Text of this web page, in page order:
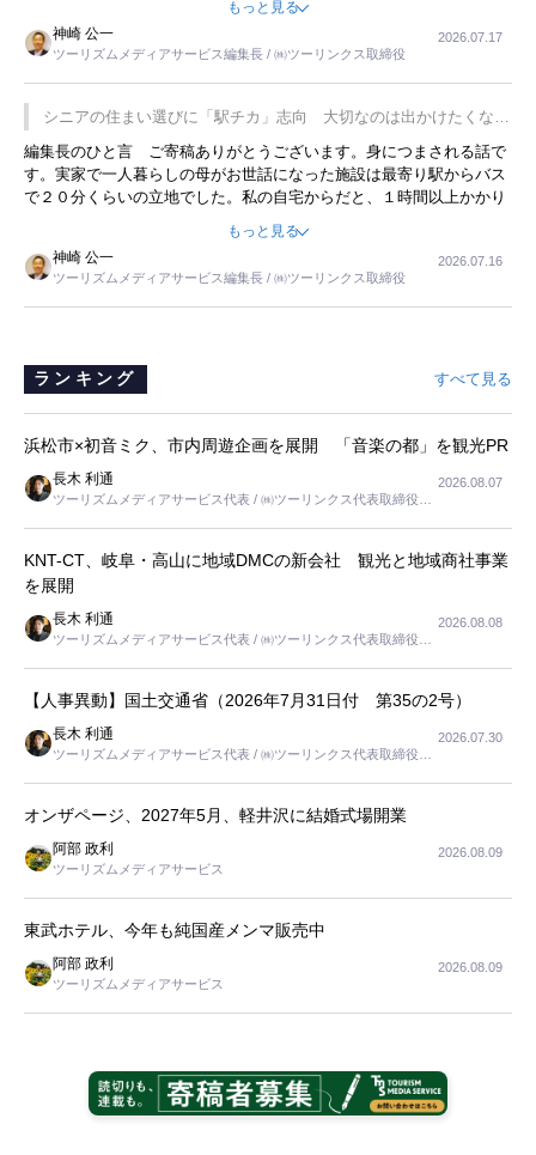
した。プレゼンも巧みで、今でも思い出すことが２つあります。一つ
は、従業員に東京ディズニーランドを見学させ、サービス業、接客業
の何かを理解してもらっていることです。 もう一つは1800円もする
プレミアムヨーグルトを販売するにあたり、社内に懸念もあったそう
です。永井社長は、駐車場に都内ナンバーの高級外車が停まっている
ことに目をつけ、高級商品でも売れると確信したそうです。今回の記
事を懐かしく読みました。
もっと見る
神崎 公一
ツーリズムメディアサービス編集長 / ㈱ツーリンクス取締役
2026.07.17
シニアの住まい選びに「駅チカ」志向 大切なのは出かけたくなる
暮らし
編集長のひと言 ご寄稿ありがとうございます。身につまされる話で
す。実家で一人暮らしの母がお世話になった施設は最寄り駅からバス
で２０分くらいの立地でした。私の自宅からだと、１時間以上かかり
すが、私と妹にとっては、半日仕事ででした。シニアの住まい選び
は、当人だけではなく、世話をする家族の足の便も考えない外池ない
と思いました。
もっと見る
神崎 公一
ツーリズムメディアサービス編集長 / ㈱ツーリンクス取締役
2026.07.16
ランキング すべて見る
浜松市×初音ミク、市内周遊企画を展開 「音楽の都」を観光PR
長木 利通
ツーリズムメディアサービス代表 / ㈱ツーリンクス代表取締役社
2026.08.07
KNT-CT、岐阜・高山に地域DMCの新会社 観光と地域商社事業
を展開
長木 利通
ツーリズムメディアサービス代表 / ㈱ツーリンクス代表取締役社
2026.08.08
【人事異動】国土交通省（2026年7月31日付 第35の2号）
長木 利通
ツーリズムメディアサービス代表 / ㈱ツーリンクス代表取締役社
2026.07.30
オンザページ、2027年5月、軽井沢に結婚式場開業
阿部 政利
ツーリズムメディアサービス
2026.08.09
東武ホテル、今年も純国産メンマ販売中
阿部 政利
ツーリズムメディアサービス
2026.08.09